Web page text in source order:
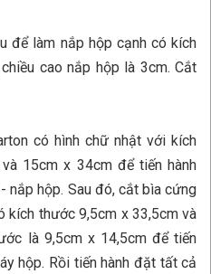
để làm nắp hộp cạnh có kích
cao nắp hộp là 3cm. Cắt
có hình chữ nhật với kích
15cm x 34cm để tiến hành
nắp hộp. Sau đó, cắt bìa cứng
kích thước 9,5cm x 33,5cm và
là 9,5cm x 14,5cm để tiến
hộp. Rồi tiến hành đặt tất cả